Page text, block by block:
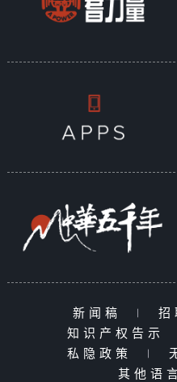
新闻稿 | 招
知识产权告示
私隐政策
|
其他语